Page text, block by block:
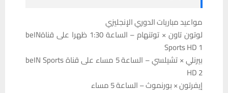
مواعيد مباريات الدوري الإنجليزي
لوتون تاون × توتنهام – الساعة 1:30 ظهرا على قناةbeIN
Sports HD 1
بيرنلي × تشيلسي – الساعة 5 مساء على قناة beIN Sports
HD 2
إيفرتون × بورنموث – الساعة 5 مساء